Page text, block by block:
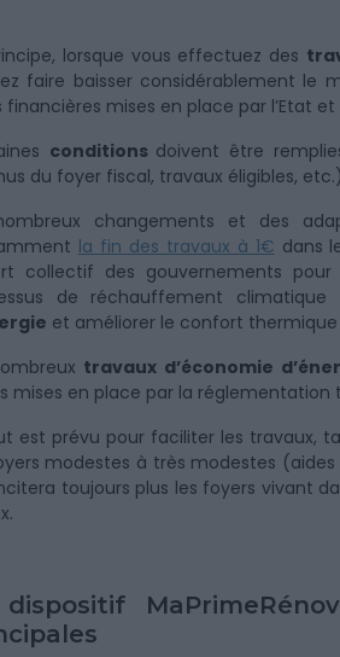
lorsque vous effectuez des
faire baisser considérablement le
financières mises en place par l’Etat
conditions doivent être
du foyer fiscal, travaux éligibles,
changements et des
la fin des travaux à 1€ dans
collectif des gouvernements
de réchauffement
et améliorer le confort
travaux d’économie
mises en place par la réglementation
est prévu pour faciliter les travaux,
modestes à très modestes
toujours plus les foyers vivant